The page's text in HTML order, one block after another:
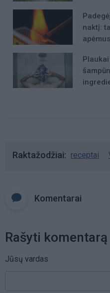
naktį:
Raktažodžiai receptai
Komentarai
Rašyti komentarą
Jūsų vardas